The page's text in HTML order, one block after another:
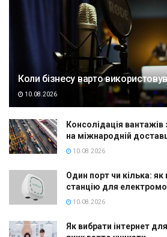
Коли бізнесу варто
10.08.2026
Консолідація
на міжнародній
10.08.2026
Один порт чи кілька: як
станцію для
10.08.2026
Як вибрати інтернет